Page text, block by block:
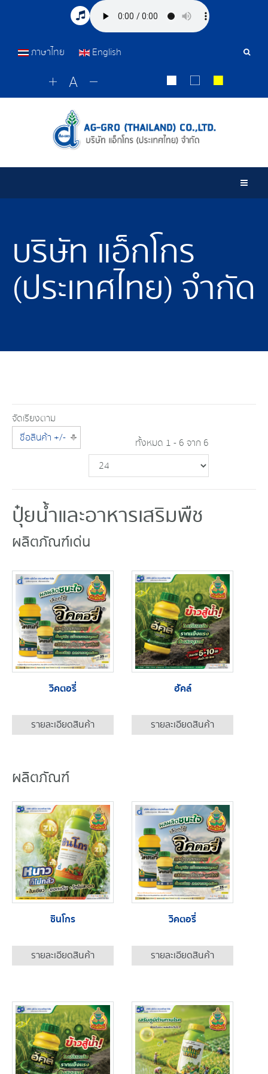
เครื่อ
ภาษาไทย English
บริษัท แอ็กโกร
(ประเทศไทย) จำกัด
จัดเรียงตาม
ชื่อสินค้า +/-
ทั้งหมด 1 - 6 จาก 6
ปุ๋ยน้ำและอาหารเสริมพืช
ผลิตภัณฑ์เด่น
วิคตอรี่
รายละเอียดสินค้า
ฮัคล์
รายละเอียดสินค้า
ผลิตภัณฑ์
ซินโกร
รายละเอียดสินค้า
วิคตอรี่
รายละเอียดสินค้า